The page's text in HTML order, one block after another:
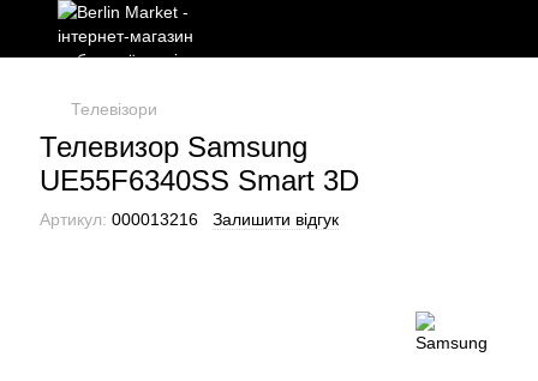
Телевізори
Телевизор Samsung
UE55F6340SS Smart 3D
Артикул: 000013216 Залишити відгук